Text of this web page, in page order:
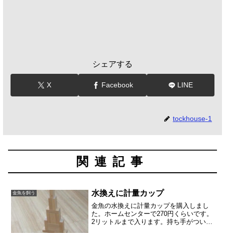
シェアする
X Facebook LINE
tockhouse-1
関連記事
金魚を飼う 水換えに計量カップ
金魚の水換えに計量カップを購入しまし
た。ホームセンターで270円くらいです。
2リットルまで入ります。持ち手がついて